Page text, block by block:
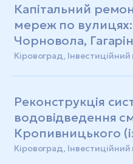
Капітальний
мереж по
Чорновола,
Тарковського у м.
(із
Кіровоград,
Реконструкція
водовідведення
Кропивницького
ПКД)
Кіровоград,